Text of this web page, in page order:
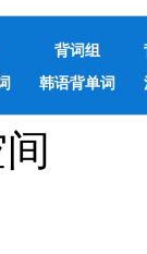
背词组
韩语背单词